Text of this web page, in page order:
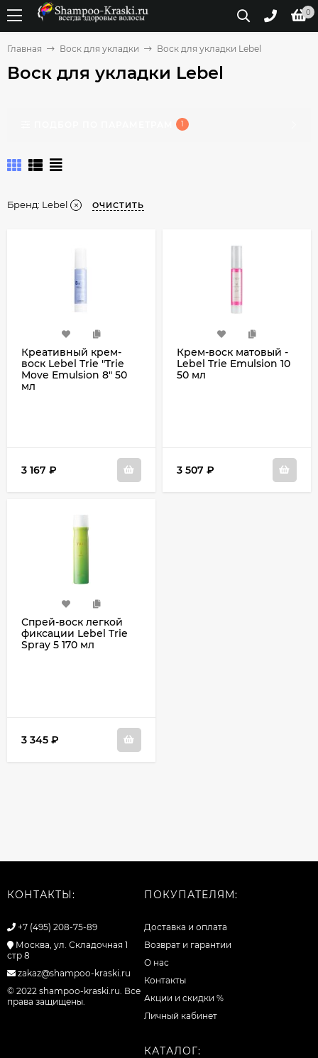
0
Главная Воск для укладки Воск для укладки Lebel
Воск для укладки Lebel
1
Бренд: Lebel ОЧИСТИТЬ
Креативный крем-
воск Lebel Trie "Trie
Move Emulsion 8" 50
мл
3 167 ₽
Крем-воск матовый -
Lebel Trie Emulsion 10
50 мл
3 507 ₽
Спрей-воск легкой
фиксации Lebel Trie
Spray 5 170 мл
3 345 ₽
КОНТАКТЫ:
+7 (495) 208-75-89
Москва, ул. Складочная 1
стр 8
zakaz@shampoo-kraski.ru
© 2022 shampoo-kraski.ru. Все
права защищены.
ПОКУПАТЕЛЯМ:
Доставка и оплата
Возврат и гарантии
О нас
Контакты
Акции и скидки %
Личный кабинет
КАТАЛОГ: